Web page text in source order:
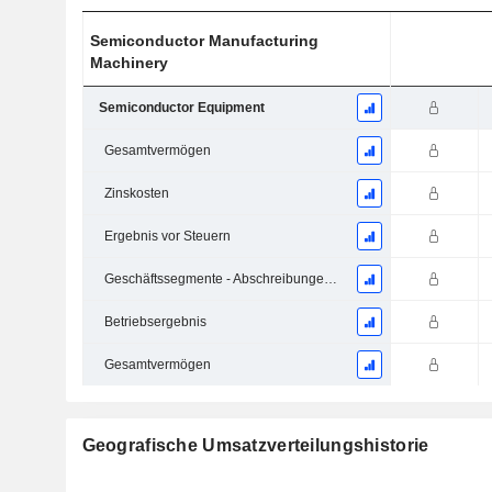
Semiconductor Manufacturing
Machinery
Semiconductor Equipment
Gesamtvermögen
Zinskosten
Ergebnis vor Steuern
Geschäftssegmente - Abschreibungen und Wertminderungen
Betriebsergebnis
Gesamtvermögen
Geografische Umsatzverteilungshistorie